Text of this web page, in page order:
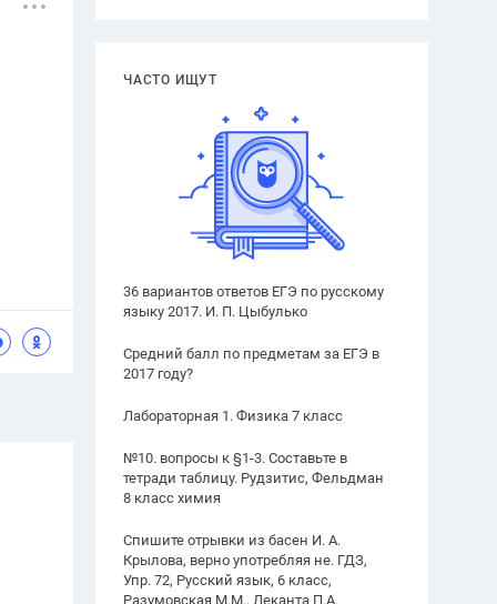
ЧАСТО ИЩУТ
36 вариантов ответов ЕГЭ по русскому
языку 2017. И. П. Цыбулько
Средний балл по предметам за ЕГЭ в
2017 году?
Лабораторная 1. Физика 7 класс
№10. вопросы к §1-3. Составьте в
тетради таблицу. Рудзитис, Фельдман
8 класс химия
Спишите отрывки из басен И. А.
Крылова, верно употребляя не. ГДЗ,
Упр. 72, Русский язык, 6 класс,
Разумовская М.М., Леканта П.А.